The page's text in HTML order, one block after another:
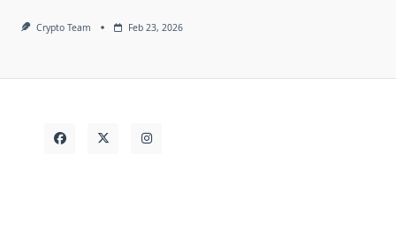
Crypto Team Feb 23, 2026